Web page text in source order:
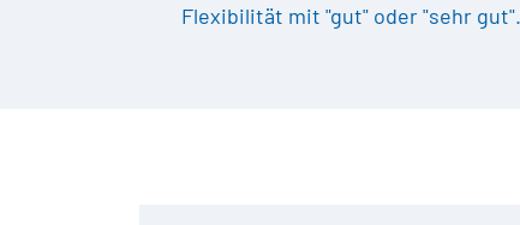
Flexibilität mit "gut" oder "sehr gut".